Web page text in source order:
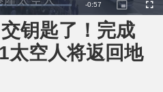
R
e
m
-0:57
P
i
t
u
e
-
i
F
u
钥匙了！完成
太空人将返回地